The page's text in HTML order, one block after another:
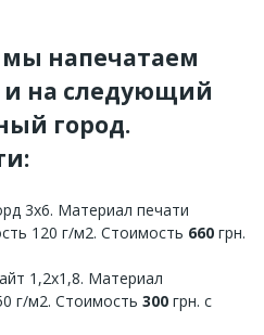
мы напечатаем
и на следующий
город.
3х6. Материал печати
120 г/м2. Стоимость 660 грн.
1,2х1,8. Материал
г/м2. Стоимость 300 грн. с